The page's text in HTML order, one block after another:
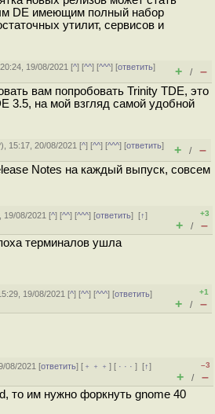
DE имеющим полный набор
утилит, сервисов и
19/08/2021 [^] [^^] [^^^] [ответить]
+ / –
вам попробовать Trinity TDE, это
3.5, на мой взгляд самой удобной
), 15:17, 20/08/2021 [^] [^^] [^^^] [ответить]
+ / –
Notes на каждый выпуск, совсем
19/08/2021 [^] [^^] [^^^] [ответить][↑]
+3
+ / –
терминалов ушла
19/08/2021 [^] [^^] [^^^] [ответить]
+1
+ / –
08/2021 [ответить] [ ﹢﹢﹢] [ · · ·][↑]
–3
+ / –
то им нужно форкнуть gnome 40